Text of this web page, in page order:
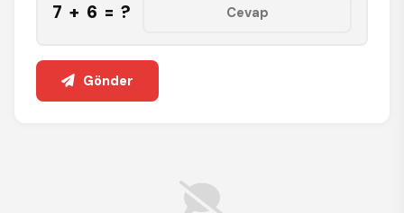
7 + 6 = ?
Gönder